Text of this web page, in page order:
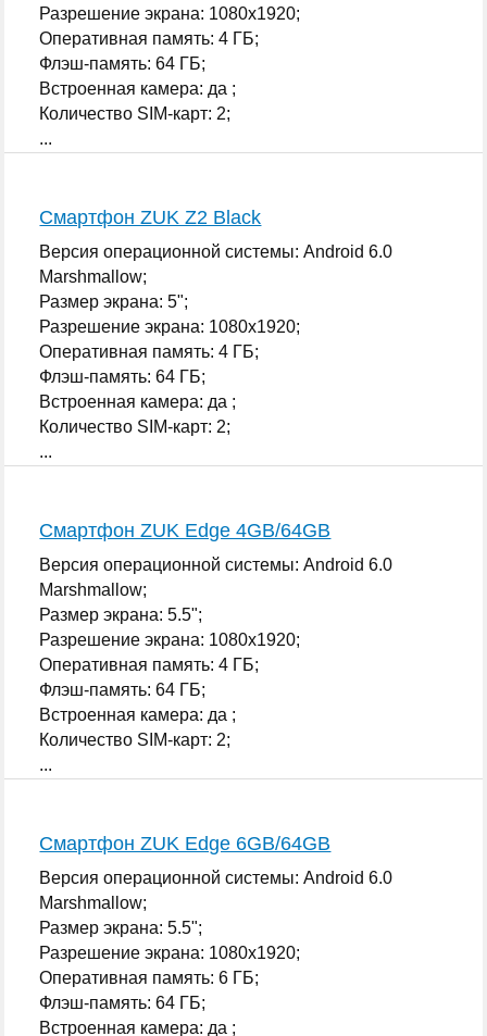
Разрешение экрана: 1080x1920;
Оперативная память: 4 ГБ;
Флэш-память: 64 ГБ;
Встроенная камера: да ;
Количество SIM-карт: 2;
...
Смартфон ZUK Z2 Black
Версия операционной системы: Android 6.0
Marshmallow;
Размер экрана: 5";
Разрешение экрана: 1080x1920;
Оперативная память: 4 ГБ;
Флэш-память: 64 ГБ;
Встроенная камера: да ;
Количество SIM-карт: 2;
...
Смартфон ZUK Edge 4GB/64GB
Версия операционной системы: Android 6.0
Marshmallow;
Размер экрана: 5.5";
Разрешение экрана: 1080x1920;
Оперативная память: 4 ГБ;
Флэш-память: 64 ГБ;
Встроенная камера: да ;
Количество SIM-карт: 2;
...
Смартфон ZUK Edge 6GB/64GB
Версия операционной системы: Android 6.0
Marshmallow;
Размер экрана: 5.5";
Разрешение экрана: 1080x1920;
Оперативная память: 6 ГБ;
Флэш-память: 64 ГБ;
Встроенная камера: да ;